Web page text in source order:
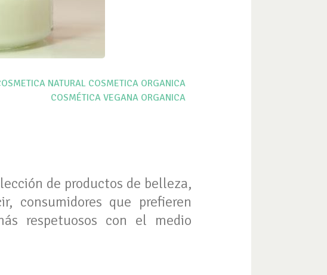
NATURAL COSMETICA ORGANICA
COSMÉTICA VEGANA ORGANICA
de productos de belleza,
consumidores que prefieren
respetuosos con el medio